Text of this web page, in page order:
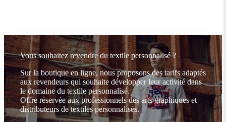
Vous souhaitez revendre du textile personnalisé ?
Sur la boutique en ligne, nous proposons des tarifs adaptés
aux revendeurs qui souhaite développer leur activité dans
le domaine du textile personnalisé.
Offre réservée aux professionnels des arts graphiques et
distributeurs de textiles personnalisés.